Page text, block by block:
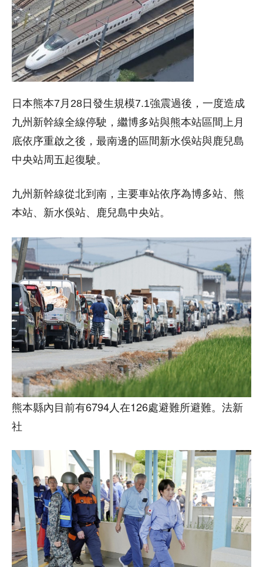
日本熊本7月28日發生規模7.1強震過後，一度造成
九州新幹線全線停駛，繼博多站與熊本站區間上月
底依序重啟之後，最南邊的區間新水俁站與鹿兒島
中央站周五起復駛。
九州新幹線從北到南，主要車站依序為博多站、熊
本站、新水俁站、鹿兒島中央站。
熊本縣內目前有6794人在126處避難所避難。法新
社